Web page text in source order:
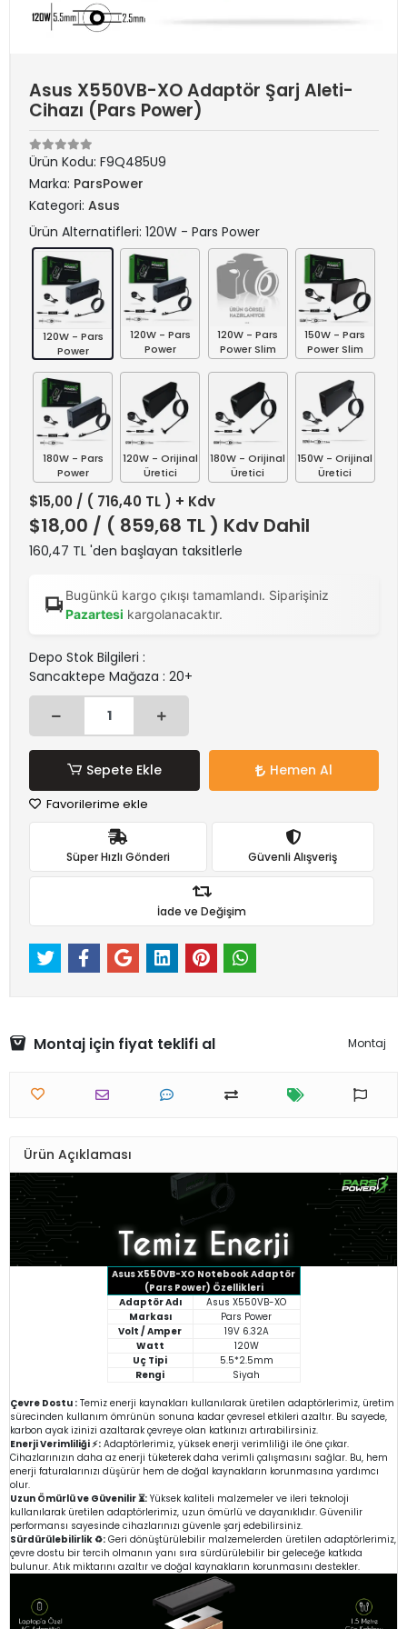
Asus X550VB-XO Adaptör Şarj Aleti-
Cihazı (Pars Power)
Ürün Kodu: F9Q485U9
Marka: ParsPower
Kategori: Asus
Ürün Alternatifleri: 120W - Pars Power
120W - Pars
Power
120W - Pars
Power
120W - Pars
Power Slim
150W - Pars
Power Slim
180W - Pars
Power
120W - Orijinal
Üretici
180W - Orijinal
Üretici
150W - Orijinal
Üretici
$15,00 / ( 716,40 TL ) + Kdv
$18,00 / ( 859,68 TL ) Kdv Dahil
160,47 TL 'den başlayan taksitlerle
Bugünkü kargo çıkışı tamamlandı. Siparişiniz
Pazartesi kargolanacaktır.
Depo Stok Bilgileri :
Sancaktepe Mağaza : 20+
Sepete Ekle Hemen Al
Favorilerime ekle
Süper Hızlı Gönderi Güvenli Alışveriş
İade ve Değişim
Montaj için fiyat teklifi al Montaj
Ürün Açıklaması
Asus X550VB-XO Notebook Adaptör
(Pars Power) Özellikleri
Adaptör Adı
Asus X550VB-XO
Markası
Pars Power
Volt / Amper
19V 6.32A
Watt
120W
Uç Tipi
5.5*2.5mm
Rengi
Siyah
Çevre Dostu : Temiz enerji kaynakları kullanılarak üretilen adaptörlerimiz, üretim
sürecinden kullanım ömrünün sonuna kadar çevresel etkileri azaltır. Bu sayede,
karbon ayak izinizi azaltarak çevreye olan katkınızı artırabilirsiniz.
Enerji Verimliliği ⚡: Adaptörlerimiz, yüksek enerji verimliliği ile öne çıkar.
Cihazlarınızın daha az enerji tüketerek daha verimli çalışmasını sağlar. Bu, hem
enerji faturalarınızı düşürür hem de doğal kaynakların korunmasına yardımcı
olur.
Uzun Ömürlü ve Güvenilir ⏳: Yüksek kaliteli malzemeler ve ileri teknoloji
kullanılarak üretilen adaptörlerimiz, uzun ömürlü ve dayanıklıdır. Güvenilir
performansı sayesinde cihazlarınızı güvenle şarj edebilirsiniz.
Sürdürülebilirlik ♻️: Geri dönüştürülebilir malzemelerden üretilen adaptörlerimiz,
çevre dostu bir tercih olmanın yanı sıra sürdürülebilir bir geleceğe katkıda
bulunur. Atık miktarını azaltır ve doğal kaynakların korunmasını destekler.